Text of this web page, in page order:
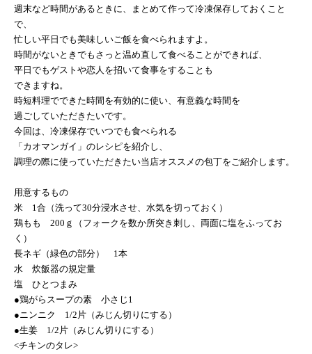
週末など時間があるときに、まとめて作って冷凍保存しておくこと
で、
忙しい平日でも美味しいご飯を食べられますよ。
時間がないときでもさっと温め直して食べることができれば、
平日でもゲストや恋人を招いて食事をすることも
できますね。
時短料理でできた時間を有効的に使い、有意義な時間を
過ごしていただきたいです。
今回は、冷凍保存でいつでも食べられる
「カオマンガイ」のレシピを紹介し、
調理の際に使っていただきたい当店オススメの包丁をご紹介します。
用意するもの
米 1 合（洗って30分浸水させ、水気を切っておく）
鶏もも 200 ｇ（フォークを数か所突き刺し、両面に塩をふってお
く）
長ネギ（緑色の部分） 1 本
水 炊飯器の規定量
塩 ひとつまみ
●鶏がらスープの素 小さじ 1
●ニンニク 1/2 片（みじん切りにする）
●生姜 1/2 片（みじん切りにする）
<チキンのタレ>